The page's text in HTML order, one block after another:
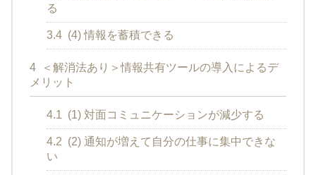
る
3.4 (4) 情報を蓄積できる
4
＜解消法あり＞情報共有ツールの導入によるデ
メリット
4.1 (1) 対面コミュニケーションが減少する
4.2 (2) 通知が増えて自分の仕事に集中できな
い